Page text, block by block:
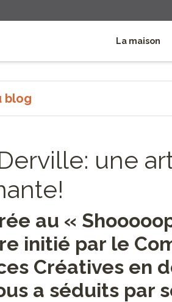
La maison
blog
une
au «
initié par le
Créatives en
a séduits par